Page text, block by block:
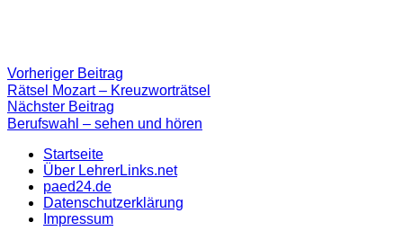
Beitragsnavigation
Vorheriger Beitrag
Beitrag:
Rätsel Mozart – Kreuzworträtsel
Nächster Beitrag
Beitrag
Berufswahl – sehen und hören
Startseite
Über LehrerLinks.net
paed24.de
Datenschutzerklärung
Impressum